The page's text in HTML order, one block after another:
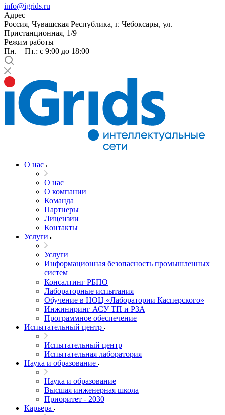
info@igrids.ru
Адрес
Россия, Чувашская Республика, г. Чебоксары, ул.
Пристанционная, 1/9
Режим работы
Пн. – Пт.: с 9:00 до 18:00
О нас
О нас
О компании
Команда
Партнеры
Лицензии
Контакты
Услуги
Услуги
Информационная безопасность промышленных
систем
Консалтинг РБПО
Лабораторные испытания
Обучение в НОЦ «Лаборатории Касперского»
Инжиниринг АСУ ТП и РЗА
Программное обеспечение
Испытательный центр
Испытательный центр
Испытательная лаборатория
Наука и образование
Наука и образование
Высшая инженерная школа
Приоритет - 2030
Карьера